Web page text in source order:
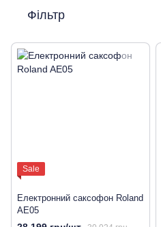
Фільтр
Sale
Електронний саксофон Roland
AE05